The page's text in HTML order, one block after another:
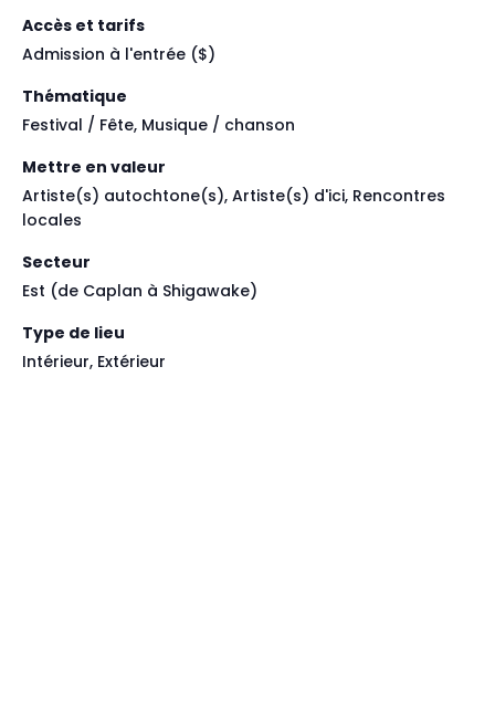
Accès et tarifs
Admission à l'entrée ($)
Thématique
Festival / Fête, Musique / chanson
Mettre en valeur
Artiste(s) autochtone(s), Artiste(s) d'ici, Rencontres
locales
Secteur
Est (de Caplan à Shigawake)
Type de lieu
Intérieur, Extérieur